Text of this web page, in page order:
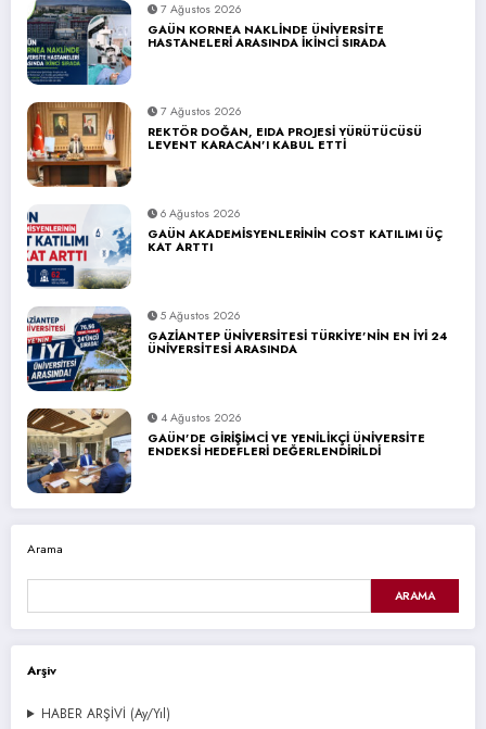
7 Ağustos 2026
GAÜN KORNEA NAKLİNDE ÜNİVERSİTE
HASTANELERİ ARASINDA İKİNCİ SIRADA
7 Ağustos 2026
REKTÖR DOĞAN, EIDA PROJESİ YÜRÜTÜCÜSÜ
LEVENT KARACAN’I KABUL ETTİ
6 Ağustos 2026
GAÜN AKADEMİSYENLERİNİN COST KATILIMI ÜÇ
KAT ARTTI
5 Ağustos 2026
GAZİANTEP ÜNİVERSİTESİ TÜRKİYE’NİN EN İYİ 24
ÜNİVERSİTESİ ARASINDA
4 Ağustos 2026
GAÜN’DE GİRİŞİMCİ VE YENİLİKÇİ ÜNİVERSİTE
ENDEKSİ HEDEFLERİ DEĞERLENDİRİLDİ
Arama
ARAMA
Arşiv
HABER ARŞİVİ (Ay/Yıl)